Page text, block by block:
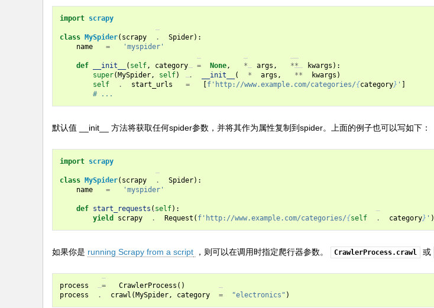
import scrapy
class MySpider( scrapy . Spider):
name
= 'myspider'
def __init__ ( self, category = None, * args , ** kwargs ):
super( MySpider, self) . __init__ ( * args , ** kwargs )
self
. start_urls = f 'http://www.example.com/categories/{ category} '
# ...
默认值 __init__ 方法将获取任何spider参数，并将其作为属性复制到spider。上面的例子也可以写如下：
import scrapy
class MySpider( scrapy . Spider):
name
= 'myspider'
def start_requests(self):
yield
scrapy . Request ( f 'http://www.example.com/categories/{ self . category} ' )
如果你是 running Scrapy from a script ，则可以在调用时指定爬行器参数。 CrawlerProcess.crawl 或
process = CrawlerProcess ()
process
. crawl ( MySpider, category = "electronics" )